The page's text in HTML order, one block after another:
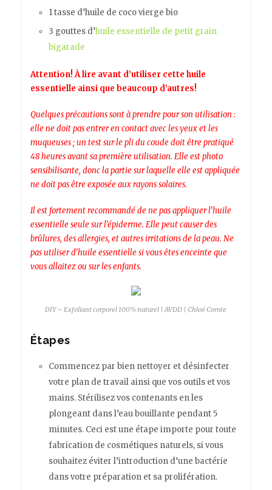
1 tasse d’huile de coco vierge bio
3 gouttes d’huile essentielle de petit grain
bigarade
Attention! À lire avant d’utiliser cette huile
essentielle ainsi que beaucoup d’autres!
Quelques précautions sont à prendre pour son utilisation :
elle ne doit pas entrer en contact avec les yeux et les
muqueuses ; un test sur le pli du coude doit être pratiqué
48 heures avant sa première utilisation. Elle est photo
sensibilisante, donc la partie sur laquelle elle est appliquée
ne doit pas être exposée aux rayons solaires.
Il est fortement recommandé de ne pas appliquer l’huile
essentielle seule sur l’épiderme. Elle peut causer des
brûlures, des allergies, et autres irritations de la peau. Ne
pas utiliser d’huile essentielle si vous êtes enceinte que
vous allaitez ou sur les enfants.
DIY – Exfoliant corporel 100% naturel | AVDD | Chloé Comte
Étapes
Commencez par bien nettoyer et désinfecter
votre plan de travail ainsi que vos outils et vos
mains. Stérilisez vos contenants en les
plongeant dans l’eau bouillante pendant 5
minutes. Ceci est une étape importe pour toute
fabrication de cosmétiques naturels, si vous
souhaitez éviter l’introduction d’une bactérie
dans votre préparation et sa prolifération.